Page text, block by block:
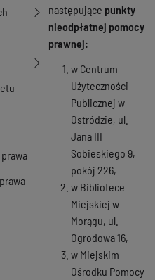
następujące punkty
nieodpłatnej pomocy
prawnej:
w Centrum
Użyteczności
Publicznej w
Ostródzie, ul.
Jana III
Sobieskiego 9,
pokój 226,
w Bibliotece
Miejskiej w
Morągu, ul.
Ogrodowa 16,
w Miejskim
Ośrodku Pomocy